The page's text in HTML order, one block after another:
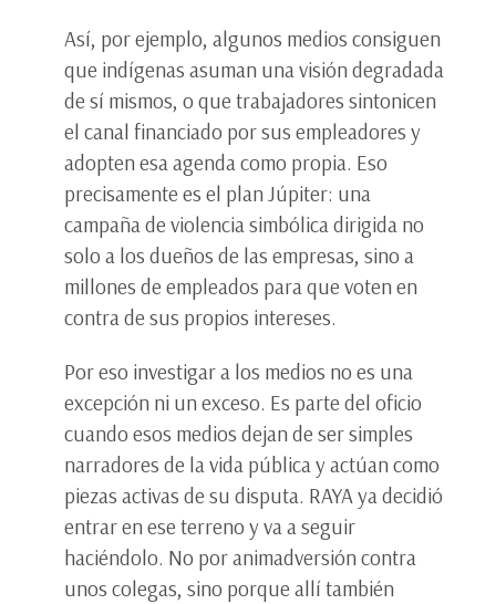
Así, por ejemplo, algunos medios consiguen
que indígenas asuman una visión degradada
de sí mismos, o que trabajadores sintonicen
el canal financiado por sus empleadores y
adopten esa agenda como propia. Eso
precisamente es el plan Júpiter: una
campaña de violencia simbólica dirigida no
solo a los dueños de las empresas, sino a
millones de empleados para que voten en
contra de sus propios intereses.
Por eso investigar a los medios no es una
excepción ni un exceso. Es parte del oficio
cuando esos medios dejan de ser simples
narradores de la vida pública y actúan como
piezas activas de su disputa. RAYA ya decidió
entrar en ese terreno y va a seguir
haciéndolo. No por animadversión contra
unos colegas, sino porque allí también